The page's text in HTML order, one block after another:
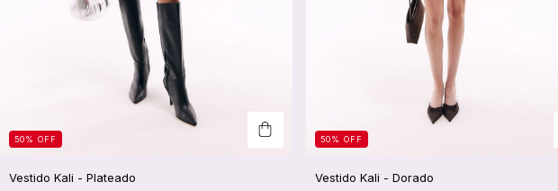
50% OFF
Vestido Kali - Plateado
50% OFF
Vestido Kali - Dorado